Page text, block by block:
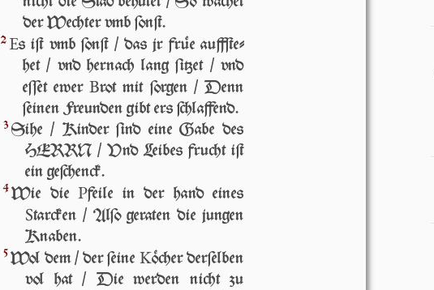
der Wechter vmb ſonſt.
2 Es iſt vmb ſonſt / das jr früe auffſte­
het / vnd hernach lang ſitzet / vnd
eſſet ew­erBrot mit ſorgen / Denn
ſei­nen Freunden gibt ers ſchlaf­fend.
3 Sihe / Kinder ſind eine Gabe des
HER­RN / Vnd Leibes frucht iſt
ein geſchenck.
4 Wie diePfei­le in der hand eines
Star­cken / Al­ſo geraten die jungen
Kna­ben.
5 Wol dem / der ſei­ne Köcher der­ſel­ben
vol hat / Die wer­den nicht zu